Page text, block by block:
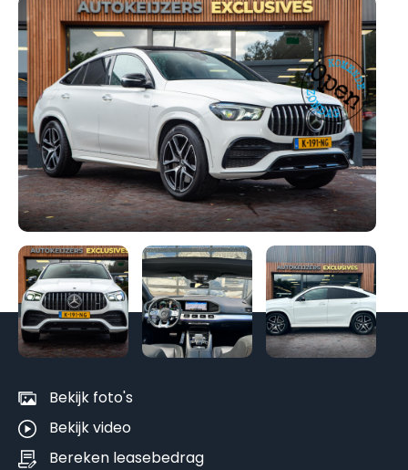
Bekijk foto's
Bekijk video
Bereken leasebedrag